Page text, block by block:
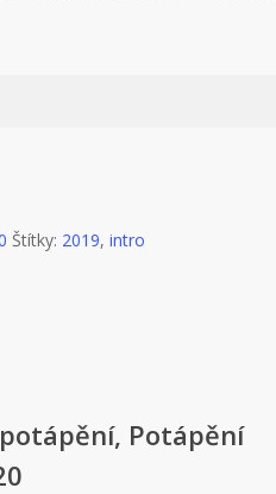
Štítky: 2019, intro
Potápění